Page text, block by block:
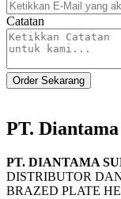
Catatan
Order Sekarang
PT.
PT. DIANTAMA
DISTRIBUTOR
BRAZED PLATE